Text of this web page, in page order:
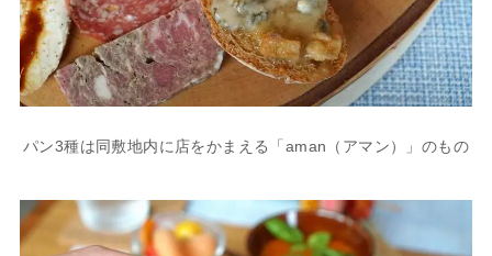
パン3種は同敷地内に店をかまえる「aman（アマン）」のもの